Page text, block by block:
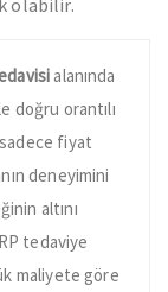
olabilir.
alanında
doğru orantılı
fiyat
deneyimini
altını
tedaviye
maliyete göre